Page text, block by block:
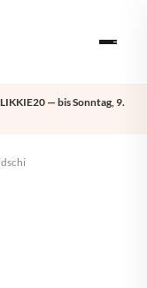
— bis Sonntag, 9.